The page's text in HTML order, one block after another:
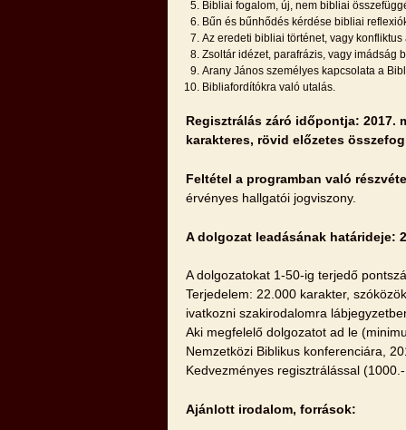
Bibliai fogalom, új, nem bibliai
Bűn és bűnhődés kérdése bibliai
Az eredeti bibliai történet, vagy
Zsoltár idézet, parafrázis, vagy imádság
Arany János személyes kapcsolata a
Bibliafordítókra való utalás.
Regisztrálás záró időpontja: 2017.
karakteres, rövid előzetes
Feltétel a programban való
érvényes hallgatói jogviszony.
A dolgozat leadásának határideje:
A dolgozatokat 1-50-ig terjedő
Terjedelem: 22.000 karakter,
ivatkozni szakirodalomra
Aki megfelelő dolgozatot ad le
Nemzetközi Biblikus konferenciára,
Kedvezményes regisztrálással
Ajánlott irodalom, források: